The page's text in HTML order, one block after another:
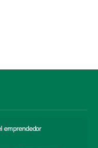
emprendedor